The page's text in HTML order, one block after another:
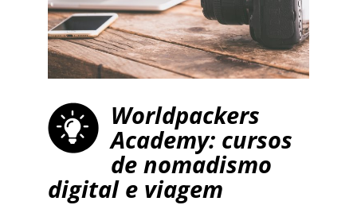
Worldpackers
Academy: cursos
de nomadismo
digital e viagem